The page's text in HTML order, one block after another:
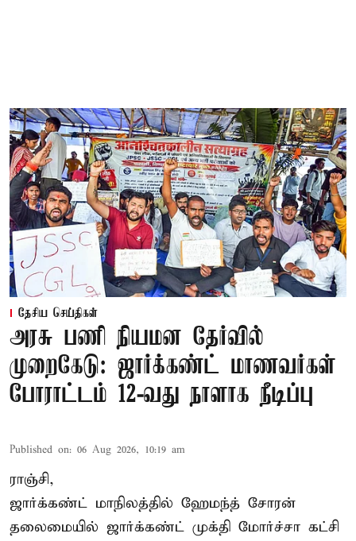
தேசிய செய்திகள்
அரசு பணி நியமன தேர்வில்
முறைகேடு: ஜார்க்கண்ட் மாணவர்கள்
போராட்டம் 12-வது நாளாக நீடிப்பு
Published on: 06 Aug 2026, 10:19 am
ராஞ்சி,
ஜார்க்கண்ட் மாநிலத்தில் ஹேமந்த் சோரன்
தலைமையில் ஜார்க்கண்ட் முக்தி மோர்ச்சா கட்சி